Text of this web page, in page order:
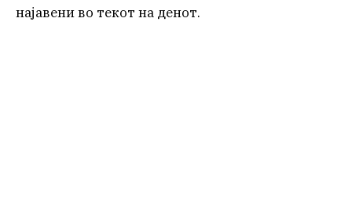
најавени во текот на денот.